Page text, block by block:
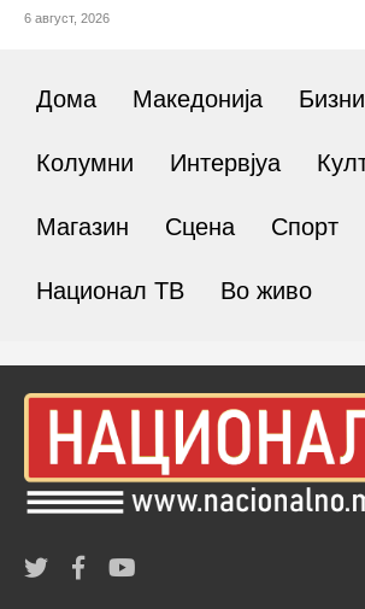
6 август, 2026
Дома Македонија
Колумни Интервјуа
Магазин Сцена Спорт
Национал ТВ Во живо